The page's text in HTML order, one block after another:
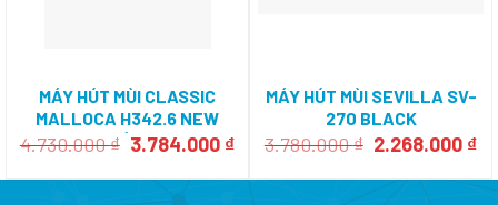
MÁY HÚT MÙI CLASSIC
MALLOCA H342.6 NEW
(INOX, KÍNH ĐEN)
4.730.000₫ Giá
là:
3.784.000 ₫Giá
tại
MÁY HÚT MÙI SEVILLA SV-
270 BLACK
3.780.000₫ Giá
là:
2.268.000 ₫
tại